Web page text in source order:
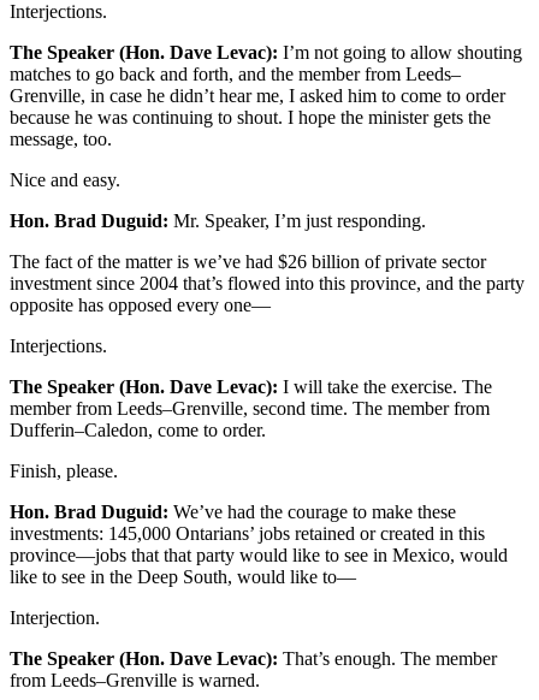
Interjections.
The Speaker (Hon. Dave Levac): I’m not going to allow shouting
matches to go back and forth, and the member from Leeds–
Grenville, in case he didn’t hear me, I asked him to come to order
because he was continuing to shout. I hope the minister gets the
message, too.
Nice and easy.
Hon. Brad Duguid: Mr. Speaker, I’m just responding.
The fact of the matter is we’ve had $26 billion of private sector
investment since 2004 that’s flowed into this province, and the party
opposite has opposed every one—
Interjections.
The Speaker (Hon. Dave Levac): I will take the exercise. The
member from Leeds–Grenville, second time. The member from
Dufferin–Caledon, come to order.
Finish, please.
Hon. Brad Duguid: We’ve had the courage to make these
investments: 145,000 Ontarians’ jobs retained or created in this
province—jobs that that party would like to see in Mexico, would
like to see in the Deep South, would like to—
Interjection.
The Speaker (Hon. Dave Levac): That’s enough. The member
from Leeds–Grenville is warned.